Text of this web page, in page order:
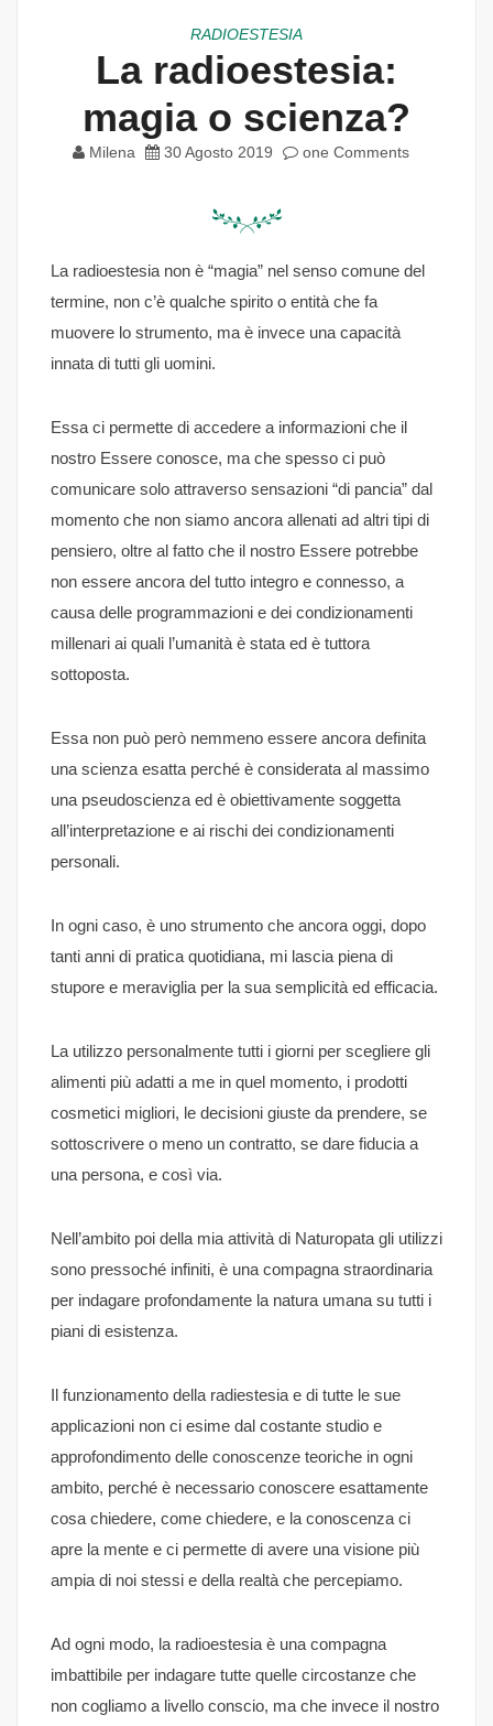
RADIOESTESIA
La radioestesia:
magia o scienza?
Milena 30 Agosto 2019 one Comments
La radioestesia non è “magia” nel senso comune del
termine, non c’è qualche spirito o entità che fa
muovere lo strumento, ma è invece una capacità
innata di tutti gli uomini.
Essa ci permette di accedere a informazioni che il
nostro Essere conosce, ma che spesso ci può
comunicare solo attraverso sensazioni “di pancia” dal
momento che non siamo ancora allenati ad altri tipi di
pensiero, oltre al fatto che il nostro Essere potrebbe
non essere ancora del tutto integro e connesso, a
causa delle programmazioni e dei condizionamenti
millenari ai quali l’umanità è stata ed è tuttora
sottoposta.
Essa non può però nemmeno essere ancora definita
una scienza esatta perché è considerata al massimo
una pseudoscienza ed è obiettivamente soggetta
all’interpretazione e ai rischi dei condizionamenti
personali.
In ogni caso, è uno strumento che ancora oggi, dopo
tanti anni di pratica quotidiana, mi lascia piena di
stupore e meraviglia per la sua semplicità ed efficacia.
La utilizzo personalmente tutti i giorni per scegliere gli
alimenti più adatti a me in quel momento, i prodotti
cosmetici migliori, le decisioni giuste da prendere, se
sottoscrivere o meno un contratto, se dare fiducia a
una persona, e così via.
Nell’ambito poi della mia attività di Naturopata gli utilizzi
sono pressoché infiniti, è una compagna straordinaria
per indagare profondamente la natura umana su tutti i
piani di esistenza.
Il funzionamento della radiestesia e di tutte le sue
applicazioni non ci esime dal costante studio e
approfondimento delle conoscenze teoriche in ogni
ambito, perché è necessario conoscere esattamente
cosa chiedere, come chiedere, e la conoscenza ci
apre la mente e ci permette di avere una visione più
ampia di noi stessi e della realtà che percepiamo.
Ad ogni modo, la radioestesia è una compagna
imbattibile per indagare tutte quelle circostanze che
non cogliamo a livello conscio, ma che invece il nostro